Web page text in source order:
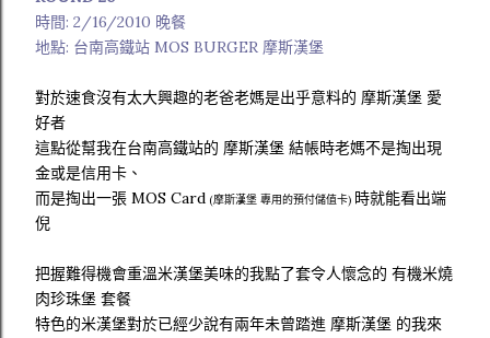
時間: 2/16/2010 晚餐
地點: 台南高鐵站 MOS BURGER 摩斯漢堡
對於速食沒有太大興趣的老爸老媽是出乎意料的 摩斯漢堡 愛
好者
這點從幫我在台南高鐵站的 摩斯漢堡 結帳時老媽不是掏出現
金或是信用卡、
而是掏出一張 MOS Card (摩斯漢堡 專用的預付儲值卡) 時就能看出端
倪
把握難得機會重溫米漢堡美味的我點了套令人懷念的 有機米燒
肉珍珠堡 套餐
特色的米漢堡對於已經少說有兩年未曾踏進 摩斯漢堡 的我來